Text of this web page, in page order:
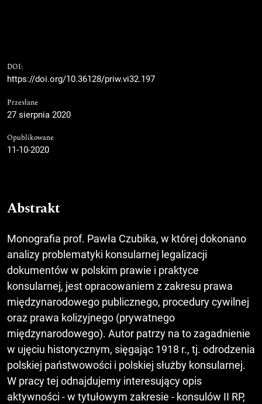
DOI:
https://doi.org/10.36128/priw.vi32.197
Przesłane
27 sierpnia 2020
Opublikowane
11-10-2020
Abstrakt
Monografia prof. Pawła Czubika, w której dokonano
analizy problematyki konsularnej legalizacji
dokumentów w polskim prawie i praktyce
konsularnej, jest opracowaniem z zakresu prawa
międzynarodowego publicznego, procedury cywilnej
oraz prawa kolizyjnego (prywatnego
międzynarodowego). Autor patrzy na to zagadnienie
w ujęciu historycznym, sięgając 1918 r., tj. odrodzenia
polskiej państwowości i polskiej służby konsularnej.
W pracy tej odnajdujemy interesujący opis
aktywności - w tytułowym zakresie - konsulów II RP,